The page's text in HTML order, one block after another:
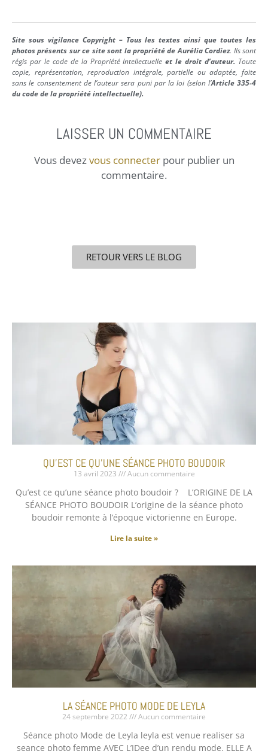
Site sous vigilance Copyright – Tous les textes ainsi que toutes les
photos présents sur ce site sont la propriété de Aurélia Cordiez. Ils sont
régis par le code de la Propriété Intellectuelle et le droit d’auteur. Toute
copie, représentation, reproduction intégrale, partielle ou adaptée, faite
sans le consentement de l’auteur sera puni par la loi (selon l’Article 335-4
du code de la propriété intellectuelle).
LAISSER UN COMMENTAIRE
Vous devezvous connecterpour publier un
commentaire.
RETOUR VERS LE BLOG
QU’EST CE QU’UNE SÉANCE PHOTO BOUDOIR
13 avril 2023 Aucun commentaire
Qu’est ce qu’une séance photo boudoir ? L’ORIGINE DE LA
SÉANCE PHOTO BOUDOIR L’origine de la séance photo
boudoir remonte à l’époque victorienne en Europe.
Lire la suite »
LA SÉANCE PHOTO MODE DE LEYLA
24 septembre 2022 Aucun commentaire
Séance photo Mode de Leyla leyla est venue realiser sa
seance photo femme AVEC L’IDee d’un rendu mode. ELLE A